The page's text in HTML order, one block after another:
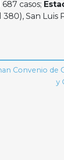
casos;
San Luis
Convenio de
y